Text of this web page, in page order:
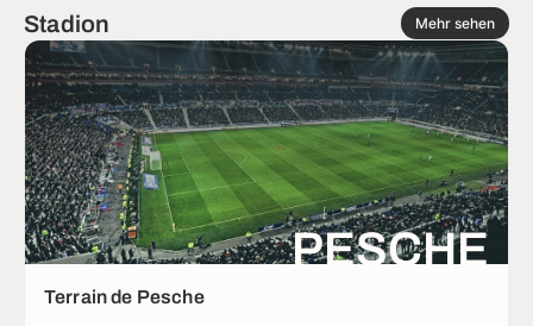
Stadion Mehr sehen
PESCHE
Terrain de Pesche